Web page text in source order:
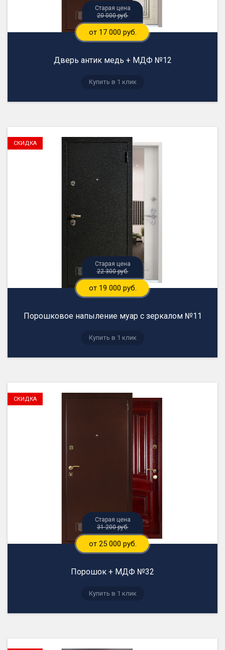
20 000 руб.
от 17 000 руб.
Дверь антик медь + МДФ №12
22 300 руб.
от 19 000 руб.
Порошковое напыление муар с зеркалом №11
31 200 руб.
от 25 000 руб.
Порошок + МДФ №32